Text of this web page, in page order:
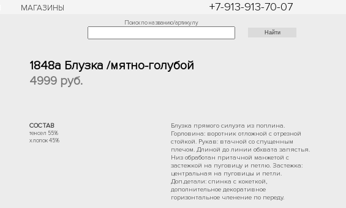
МАГАЗИНЫ +7-913-913-70-07
Поиск по названию/артикулу
1848а Блузка /мятно-голубой
4999руб.
СОСТАВ
тенсел 55%
хлопок 45%
Блузка прямого силуэта из поплина.
Горловина: воротник отложной с отрезной
стойкой. Рукав: втачной со спущенным
плечом. Длиной до линии обхвата запястья.
Низ обработан притачной манжетой с
застежкой на пуговицу и петлю. Застежка:
центральная на пуговицы и петли.
Доп.детали: спинка с кокеткой,
дополнительное декоративное
горизонтальное членение по переду.